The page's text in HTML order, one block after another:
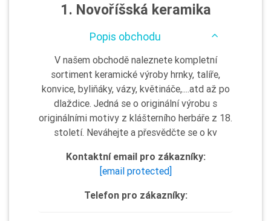
1. Novoříšská keramika
Popis obchodu
V našem obchodě naleznete kompletní
sortiment keramické výroby hrnky, talíře,
konvice, byliňáky, vázy, květináče,....atd až po
dlaždice. Jedná se o originální výrobu s
originálními motivy z klášterního herbáře z 18.
století. Neváhejte a přesvědčte se o kv
Kontaktní email pro zákazníky:
[email protected]
Telefon pro zákazníky: